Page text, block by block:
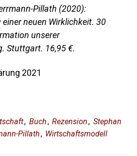
Pillath (2020):
neuen Wirklichkeit. 30
unserer
Stuttgart. 16,95 €.
2021
, Buch, Rezension, Stephan
Pillath, Wirtschaftsmodell